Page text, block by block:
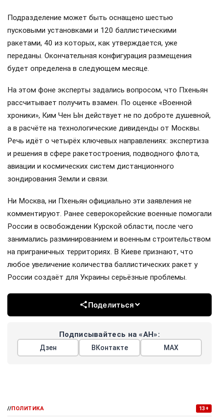
Подразделение может быть оснащено шестью
пусковыми установками и 120 баллистическими
ракетами, 40 из которых, как утверждается, уже
переданы. Окончательная конфигурация размещения
будет определена в следующем месяце.
На этом фоне эксперты задались вопросом, что Пхеньян
рассчитывает получить взамен. По оценке «Военной
хроники», Ким Чен Ын действует не по доброте душевной,
а в расчёте на технологические дивиденды от Москвы.
Речь идёт о четырёх ключевых направлениях: экспертиза
и решения в сфере ракетостроения, подводного флота,
авиации и космических систем дистанционного
зондирования Земли и связи.
Ни Москва, ни Пхеньян официально эти заявления не
комментируют. Ранее северокорейские военные помогали
России в освобождении Курской области, после чего
занимались разминированием и военным строительством
на приграничных территориях. В Киеве признают, что
любое увеличение количества баллистических ракет у
России создаёт для Украины серьёзные проблемы.
Поделиться
Подписывайтесь на «АН»:
Дзен ВКонтакте МАХ
//ПОЛИТИКА 13+